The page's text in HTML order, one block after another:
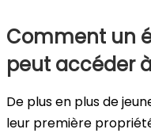
Comment un
peut accéder
De plus en plus de
leur première